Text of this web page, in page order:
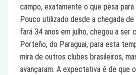
campo, exatamente o que pesa para
Pouco utilizado desde a chegada de
fará 34 anos em julho, chegou a ser
Porteño, do Paraguai, para esta
mira de outros clubes brasileiros,
avançaram. A expectativa é de que